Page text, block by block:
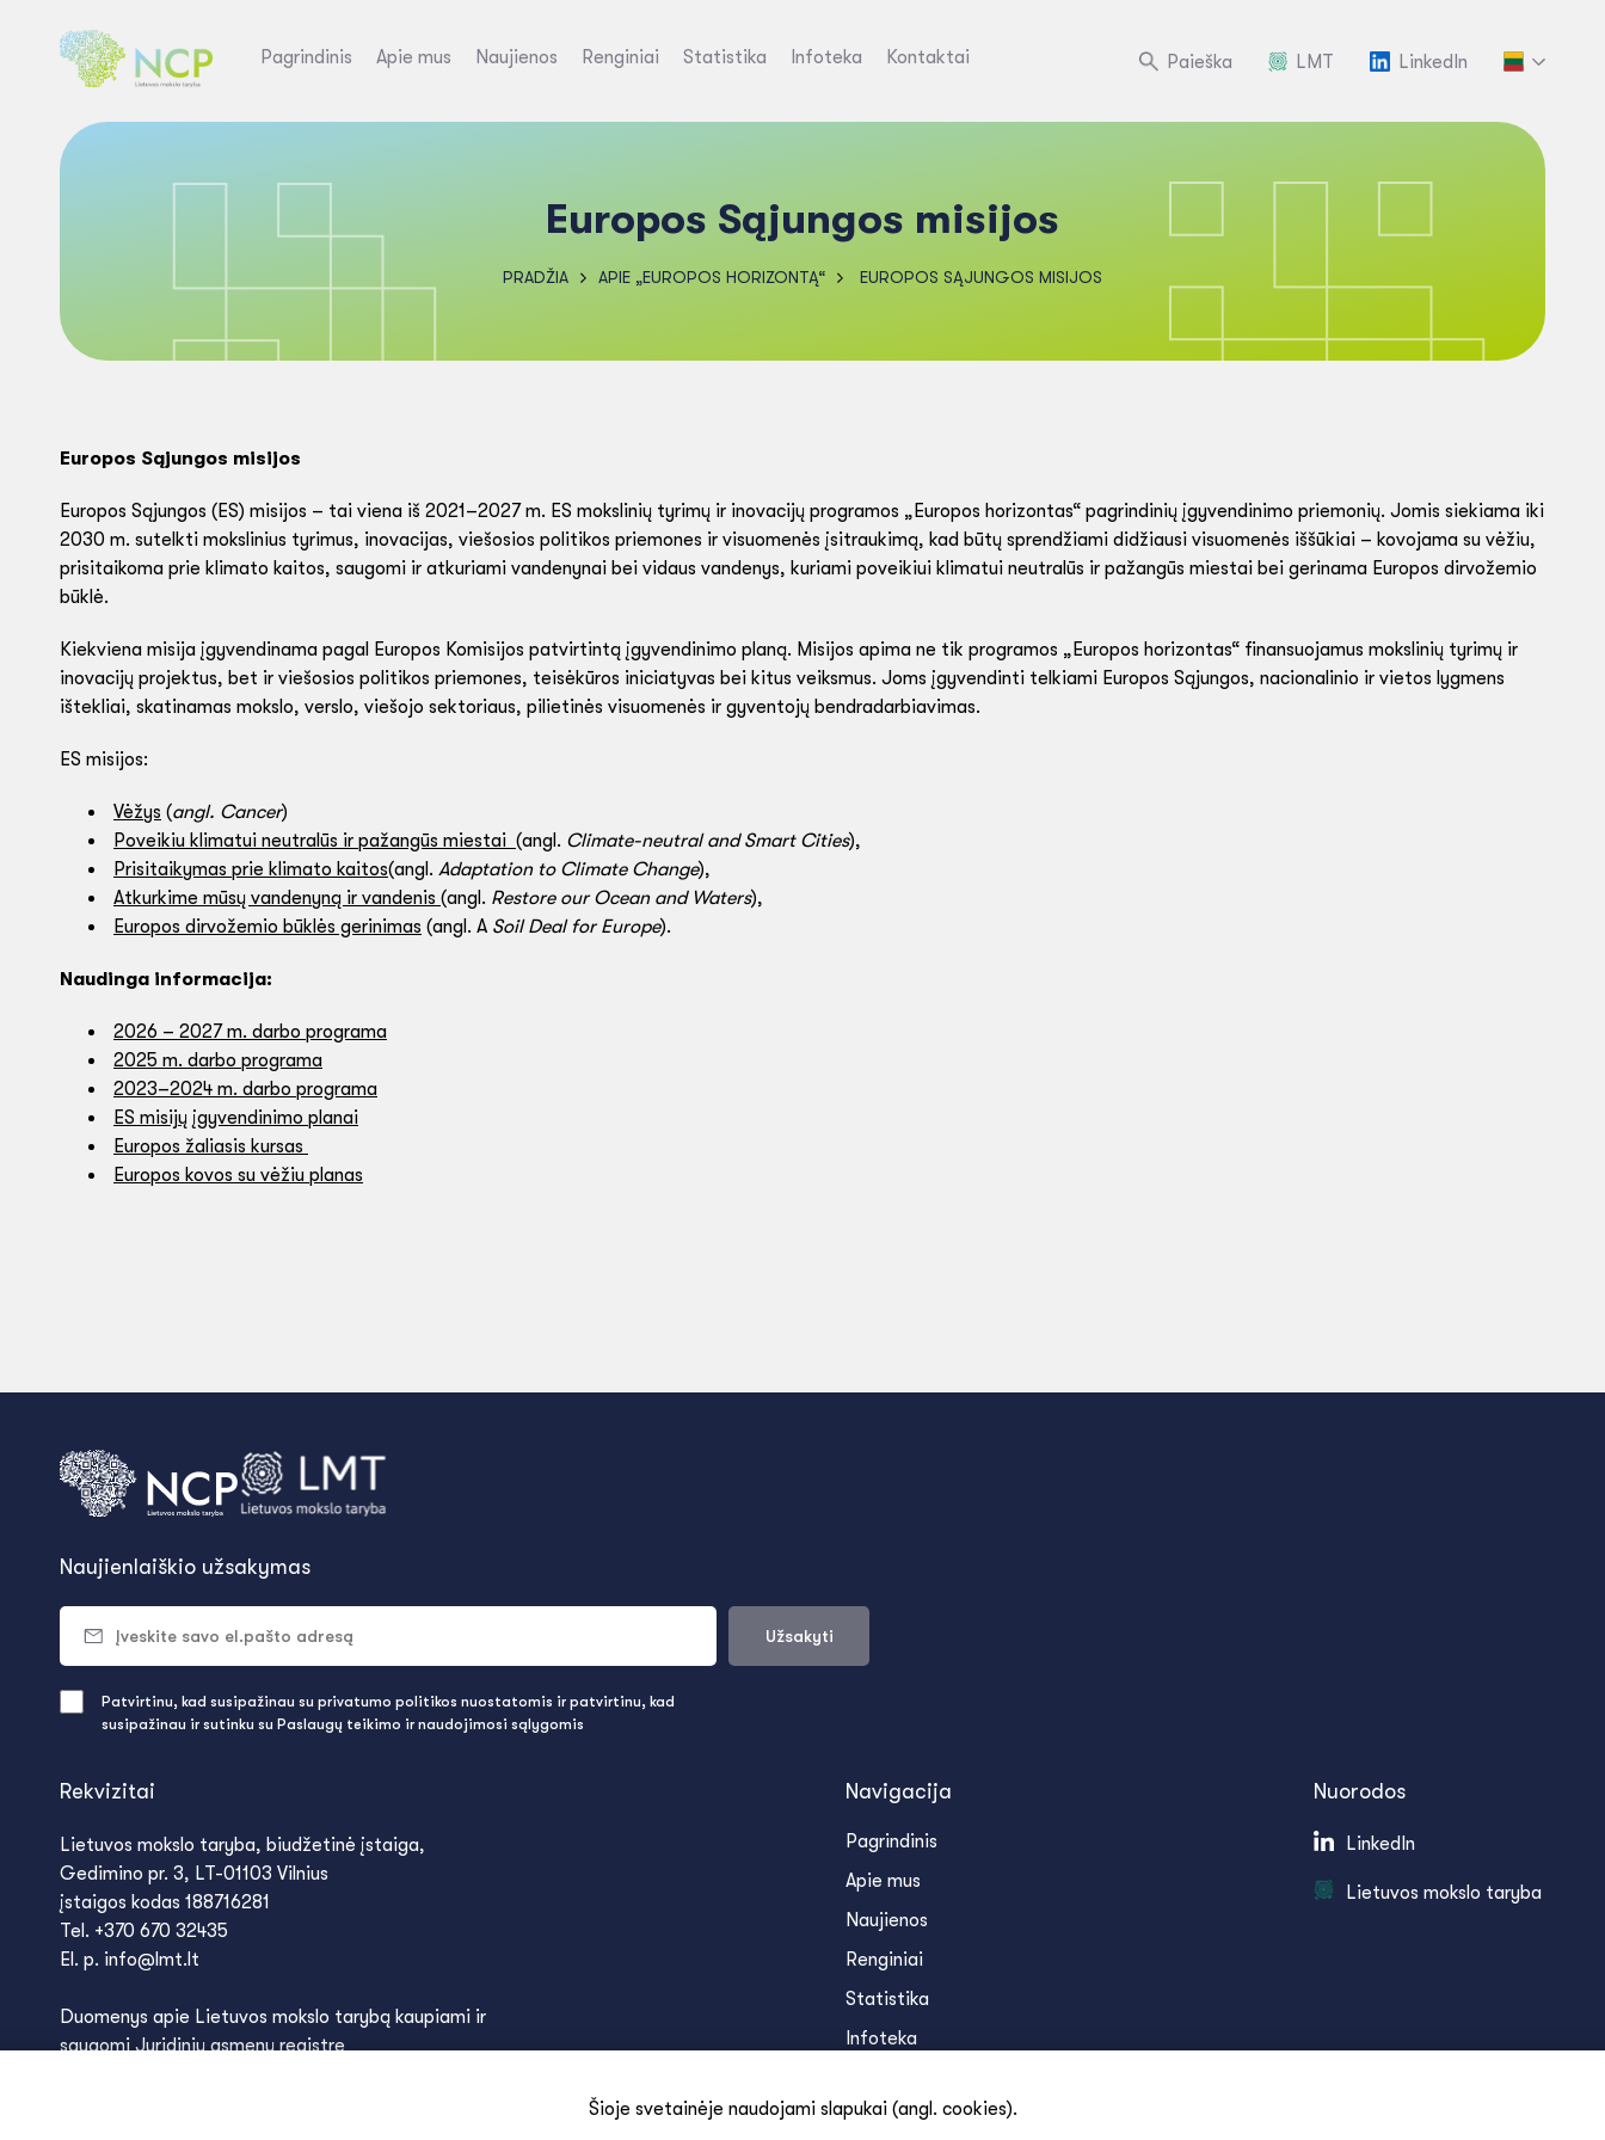
Pagrindinis Apie mus Naujienos Renginiai Statistika Infoteka Kontaktai Paieška LMT LinkedIn
Europos Sąjungos misijos
PRADŽIA APIE „EUROPOS HORIZONTĄ“ EUROPOS SĄJUNGOS MISIJOS
Europos Sąjungos misijos
Europos Sąjungos (ES) misijos – tai viena iš 2021–2027 m. ES mokslinių tyrimų ir inovacijų programos „Europos horizontas“ pagrindinių įgyvendinimo priemonių. Jomis siekiama iki
2030 m. sutelkti mokslinius tyrimus, inovacijas, viešosios politikos priemones ir visuomenės įsitraukimą, kad būtų sprendžiami didžiausi visuomenės iššūkiai – kovojama su vėžiu,
prisitaikoma prie klimato kaitos, saugomi ir atkuriami vandenynai bei vidaus vandenys, kuriami poveikiui klimatui neutralūs ir pažangūs miestai bei gerinama Europos dirvožemio
būklė.
Kiekviena misija įgyvendinama pagal Europos Komisijos patvirtintą įgyvendinimo planą. Misijos apima ne tik programos „Europos horizontas“ finansuojamus mokslinių tyrimų ir
inovacijų projektus, bet ir viešosios politikos priemones, teisėkūros iniciatyvas bei kitus veiksmus. Joms įgyvendinti telkiami Europos Sąjungos, nacionalinio ir vietos lygmens
ištekliai, skatinamas mokslo, verslo, viešojo sektoriaus, pilietinės visuomenės ir gyventojų bendradarbiavimas.
ES misijos:
Vėžys (angl. Cancer)
Poveikiu klimatui neutralūs ir pažangūs miestai (angl. Climate-neutral and Smart Cities),
Prisitaikymas prie klimato kaitos(angl. Adaptation to Climate Change),
Atkurkime mūsų vandenyną ir vandenis (angl. Restore our Ocean and Waters),
Europos dirvožemio būklės gerinimas (angl. A Soil Deal for Europe).
Naudinga informacija:
2026 – 2027 m. darbo programa
2025 m. darbo programa
2023–2024 m. darbo programa
ES misijų įgyvendinimo planai
Europos žaliasis kursas
Europos kovos su vėžiu planas
Rekvizitai
Lietuvos mokslo taryba, biudžetinė įstaiga,
Gedimino pr. 3, LT-01103 Vilnius
įstaigos kodas 188716281
Tel. +370 670 32435
El. p. info@lmt.lt
Duomenys apie Lietuvos mokslo tarybą kaupiami ir
saugomi Juridinių asmenų registre
Navigacija
Pagrindinis
Apie mus
Naujienos
Renginiai
Statistika
Infoteka
Nuorodos
LinkedIn
Lietuvos mokslo taryba
Naujienlaiškio užsakymas
Užsakyti
Patvirtinu, kad susipažinau su privatumo politikos nuostatomis ir patvirtinu, kad
susipažinau ir sutinku su Paslaugų teikimo ir naudojimosi sąlygomis
Šioje svetainėje naudojami slapukai (angl. cookies).